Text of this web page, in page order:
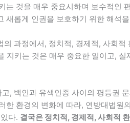
는 것을 매우 중요시하며 보수적인
새롭게 인권을 보호하기 위한 해석
의 과정에서, 정치적, 경제적, 사회
지키는 것은 매우 중요한 일이고,
, 백인과 유색인종 사이의 평등권
한 환경의 변화에 따라, 연방대법원
다. 결국은 정치적, 경제적, 사회적